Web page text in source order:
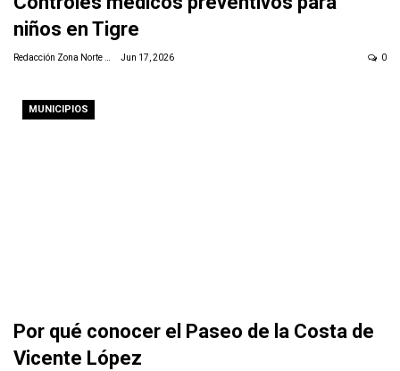
niños en Tigre
Jun 17, 2026 0
MUNICIPIOS
Por qué conocer el Paseo de la Costa de
Vicente López